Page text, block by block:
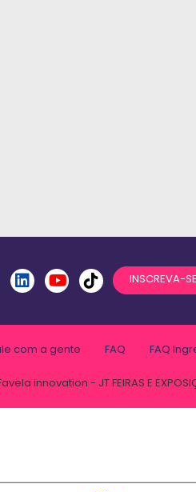
INSCREVA-SE
com a gente FAQ FAQ
innovation - JT FEIRAS E